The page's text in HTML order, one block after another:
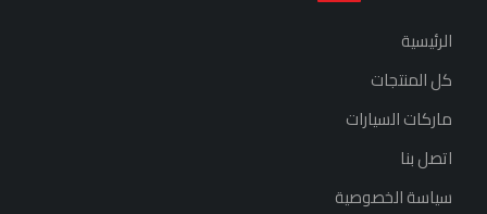
الرئيسية
كل المنتجات
ماركات السيارات
اتصل بنا
سياسة الخصوصية